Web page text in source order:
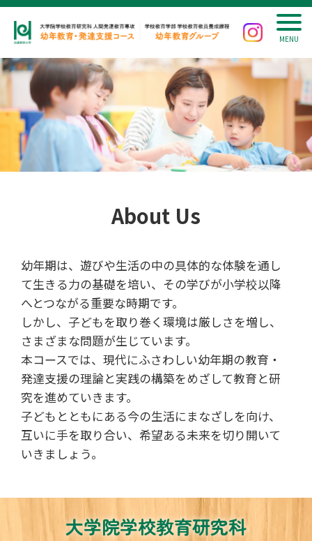
About Us
幼年期は、遊びや生活の中の具体的な体験を通し
て生きる力の基礎を培い、その学びが小学校以降
へとつながる重要な時期です。
しかし、子どもを取り巻く環境は厳しさを増し、
さまざまな問題が生じています。
本コースでは、現代にふさわしい幼年期の教育・
発達支援の理論と実践の構築をめざして教育と研
究を進めていきます。
子どもとともにある今の生活にまなざしを向け、
互いに手を取り合い、希望ある未来を切り開いて
いきましょう。
大学院学校教育研究科